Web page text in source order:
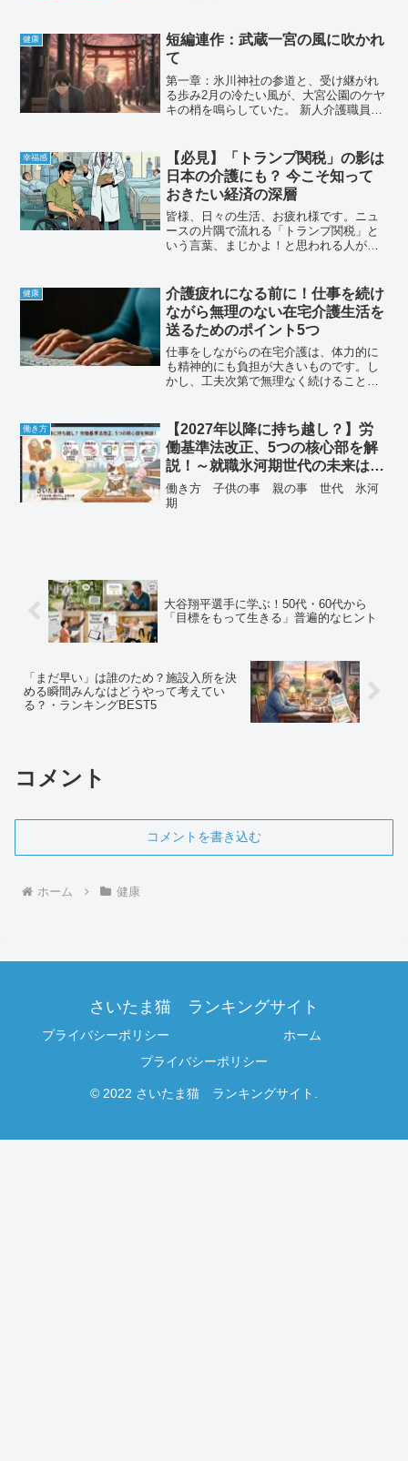
田圃が広がり、北側には高層住宅群をは
じめ計画的に形...
健康
短編連作：武蔵一宮の風に吹かれ
て
第一章：氷川神社の参道と、受け継がれ
る歩み2月の冷たい風が、大宮公園のケヤ
キの梢を鳴らしていた。 新人介護職員の
心が折れかかっていた。薬の配分ミス、
利用者からの拒絶。自...
幸福感
【必見】「トランプ関税」の影は
日本の介護にも？ 今こそ知って
おきたい経済の深層
皆様、日々の生活、お疲れ様です。ニュ
ースの片隅で流れる「トランプ関税」と
いう言葉、まじかよ！と思われる人が大
い。グローバル経済は複雑に絡み合い、
一見関係のないような出来...
健康
介護疲れになる前に！仕事を続け
ながら無理のない在宅介護生活を
送るためのポイント5つ
仕事をしながらの在宅介護は、体力的に
も精神的にも負担が大きいものです。し
かし、工夫次第で無理なく続けることが
介護サービスを最大限に活用する訪問介
護: 日常生活のサ...
働き方
【2027年以降に持ち越し？】労
働基準法改正、5つの核心部を解
説！～就職氷河期世代の未来はど
う変わる？～
働き方 子供の事 親の事 世代 氷河
期
大谷翔平選手に学ぶ！50代・60代から
「目標をもって生きる」普遍的なヒント
「まだ早い」は誰のため？施設入所を決
める瞬間みんなはどうやって考えてい
る？・ランキングBEST5
コメント
コメントを書き込む
ホーム 健康
さいたま猫 ランキングサイト
プライバシーポリシー
ホーム
プライバシーポリシー
© 2022 さいたま猫 ランキングサイト.